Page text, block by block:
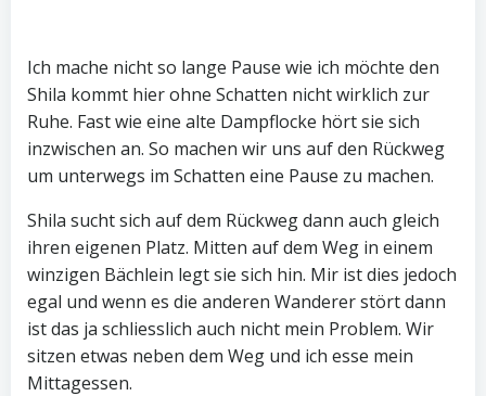
Ich mache nicht so lange Pause wie ich möchte den
Shila kommt hier ohne Schatten nicht wirklich zur
Ruhe. Fast wie eine alte Dampflocke hört sie sich
inzwischen an. So machen wir uns auf den Rückweg
um unterwegs im Schatten eine Pause zu machen.
Shila sucht sich auf dem Rückweg dann auch gleich
ihren eigenen Platz. Mitten auf dem Weg in einem
winzigen Bächlein legt sie sich hin. Mir ist dies jedoch
egal und wenn es die anderen Wanderer stört dann
ist das ja schliesslich auch nicht mein Problem. Wir
sitzen etwas neben dem Weg und ich esse mein
Mittagessen.